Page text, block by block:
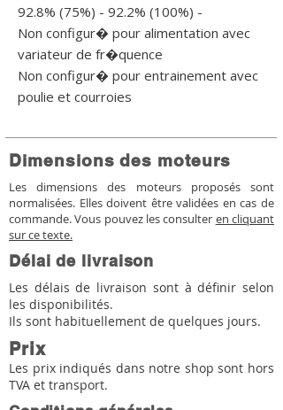
92.8% (75%) - 92.2% (100%) -
Non configur� pour alimentation avec
variateur de fr�quence
Non configur� pour entrainement avec
poulie et courroies
Dimensions des moteurs
Les dimensions des moteurs proposés sont
normalisées. Elles doivent être validées en cas de
commande. Vous pouvez les consulter en cliquant
sur ce texte.
Délai de livraison
Les délais de livraison sont à définir selon
les disponibilités.
Ils sont habituellement de quelques jours.
Prix
Les prix indiqués dans notre shop sont hors
TVA et transport.